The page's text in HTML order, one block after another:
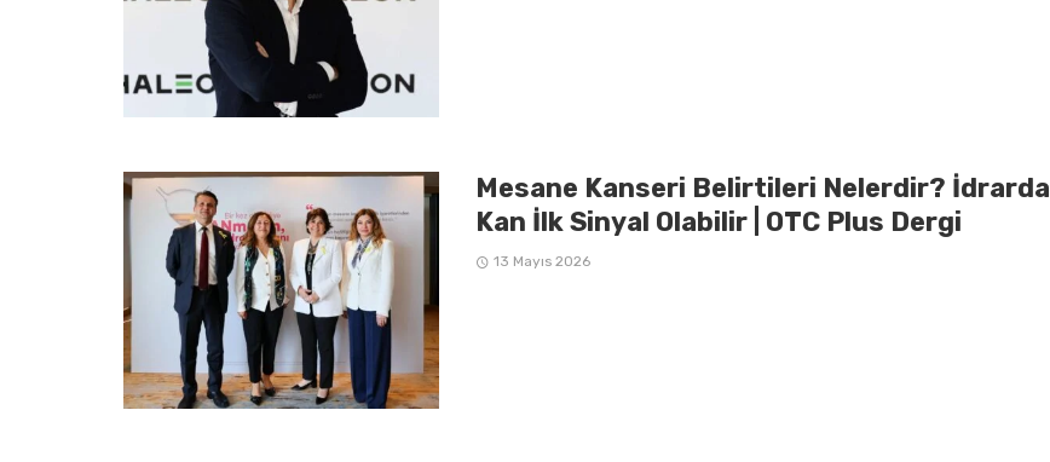
Mesane Kanseri Belirtileri Nelerdir? İdrarda
Kan İlk Sinyal Olabilir | OTC Plus Dergi
13 Mayıs 2026